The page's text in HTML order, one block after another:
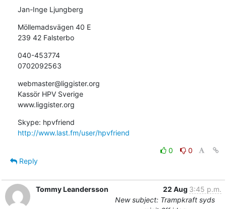
Jan-Inge Ljungberg
Möllemadsvägen 40 E
239 42 Falsterbo
040-453774
0702092563
webmaster@liggister.org
Kassör HPV Sverige
www.liggister.org
http://www.last.fm/user/hpvfriend
0
0
Reply
Tommy Leandersson 22 Aug 3:45 p.m.
New subject: Trampkraft syds